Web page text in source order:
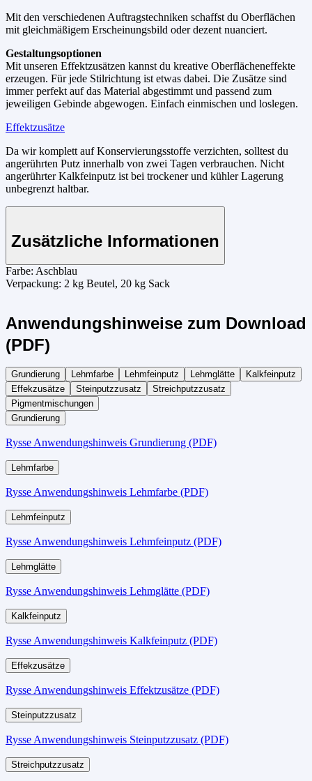
Mit den verschiedenen Auftragstechniken schaffst du Oberflächen
mit gleichmäßigem Erscheinungsbild oder dezent nuanciert.
Gestaltungsoptionen
Mit unseren Effektzusätzen kannst du kreative Oberflächeneffekte
erzeugen. Für jede Stilrichtung ist etwas dabei. Die Zusätze sind
immer perfekt auf das Material abgestimmt und passend zum
jeweiligen Gebinde abgewogen. Einfach einmischen und loslegen.
Effektzusätze
Da wir komplett auf Konservierungsstoffe verzichten, solltest du
angerührten Putz innerhalb von zwei Tagen verbrauchen. Nicht
angerührter Kalkfeinputz ist bei trockener und kühler Lagerung
unbegrenzt haltbar.
Zusätzliche Informationen
Farbe: Aschblau
Verpackung: 2 kg Beutel, 20 kg Sack
Anwendungshinweise zum Download
(PDF)
Grundierung Lehmfarbe Lehmfeinputz Lehmglätte
Kalkfeinputz
Effekzusätze
Steinputzzusatz
Streichputzzusatz
Pigmentmischungen
Grundierung
Rysse Anwendungshinweis Grundierung (PDF)
Lehmfarbe
Rysse Anwendungshinweis Lehmfarbe (PDF)
Lehmfeinputz
Rysse Anwendungshinweis Lehmfeinputz (PDF)
Lehmglätte
Rysse Anwendungshinweis Lehmglätte (PDF)
Kalkfeinputz
Rysse Anwendungshinweis Kalkfeinputz (PDF)
Effekzusätze
Rysse Anwendungshinweis Effektzusätze (PDF)
Steinputzzusatz
Rysse Anwendungshinweis Steinputzzusatz (PDF)
Streichputzzusatz